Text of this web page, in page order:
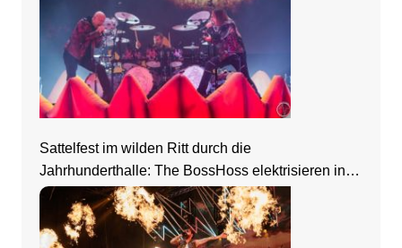
Sattelfest im wilden Ritt durch die
Jahrhunderthalle: The BossHoss elektrisieren in
Frankfurt